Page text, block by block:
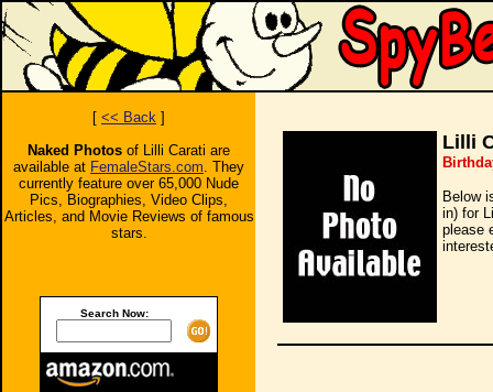
[ << Back ]
Naked Photos of Lilli Carati are
available at FemaleStars.com. They
currently feature over 65,000 Nude
Pics, Biographies, Video Clips,
Articles, and Movie Reviews of famous
stars.
Search Now:
Lilli
Below
in) for
please